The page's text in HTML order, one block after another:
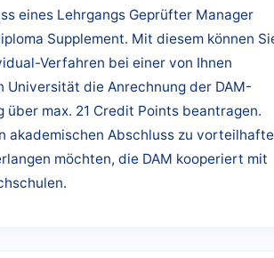
eines Lehrgangs Geprüfter Manager
Supplement. Mit diesem können
Verfahren bei einer von Ihnen
Universität die Anrechnung der DAM-
über max. 21 Credit Points beantragen.
akademischen Abschluss zu
möchten, die DAM kooperiert mit